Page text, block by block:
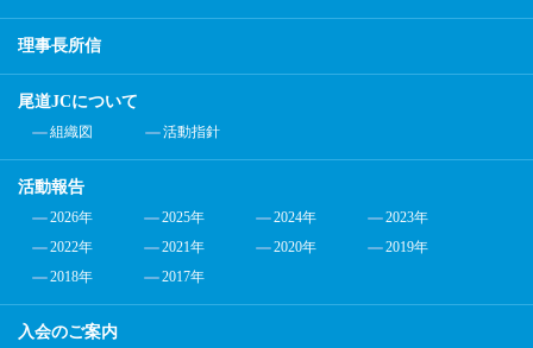
理事長所信
尾道JCについて
組織図 活動指針
活動報告
2026年 2025年 2024年
2023年
2022年
2021年 2020年
2019年
2018年
2017年
入会のご案内